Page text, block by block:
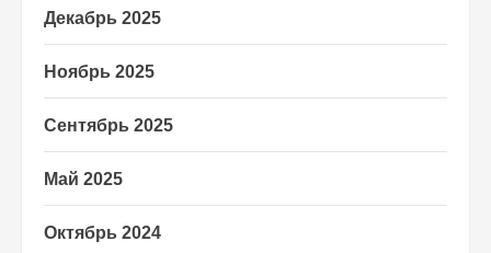
Декабрь 2025
Ноябрь 2025
Сентябрь 2025
Май 2025
Октябрь 2024